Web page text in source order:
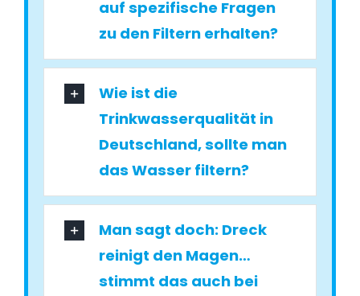
auf spezifische Fragen
zu den Filtern erhalten?
Wie ist die
Trinkwasserqualität in
Deutschland, sollte man
das Wasser filtern?
Man sagt doch: Dreck
reinigt den Magen…
stimmt das auch bei